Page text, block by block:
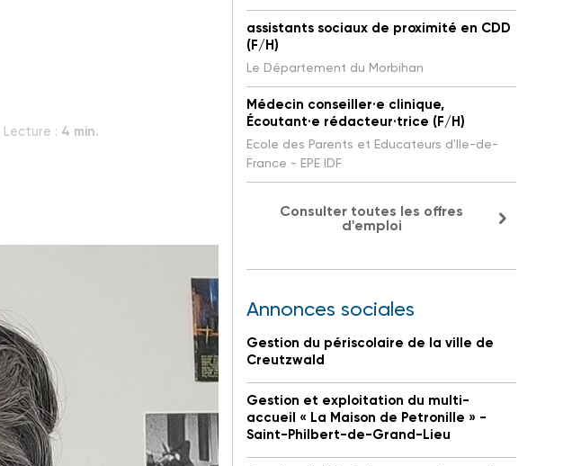
Lecture : 4 min.
assistants sociaux de proximité en CDD
(F/H)
Le Département du Morbihan
Médecin conseiller·e clinique,
Écoutant·e rédacteur·trice (F/H)
Ecole des Parents et Educateurs d'Ile-de-
France - EPE IDF
Consulter toutes les offres
d'emploi
Annonces sociales
Gestion du périscolaire de la ville de
Creutzwald
Gestion et exploitation du multi-
accueil « La Maison de Petronille » -
Saint-Philbert-de-Grand-Lieu